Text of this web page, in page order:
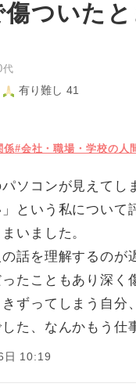
ついたと
代
有り難し 41
係#会社・職場・学校の人
ソコンが見えてし
という私について
いました。
話を理解するのが
たこともあり深く
ずってしまう自分
た、なんかもう仕
日 10:19